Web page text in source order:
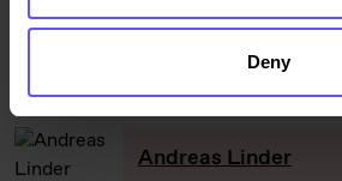
Deny
Analytiker
+47 45 41 21 66
Andreas Linder